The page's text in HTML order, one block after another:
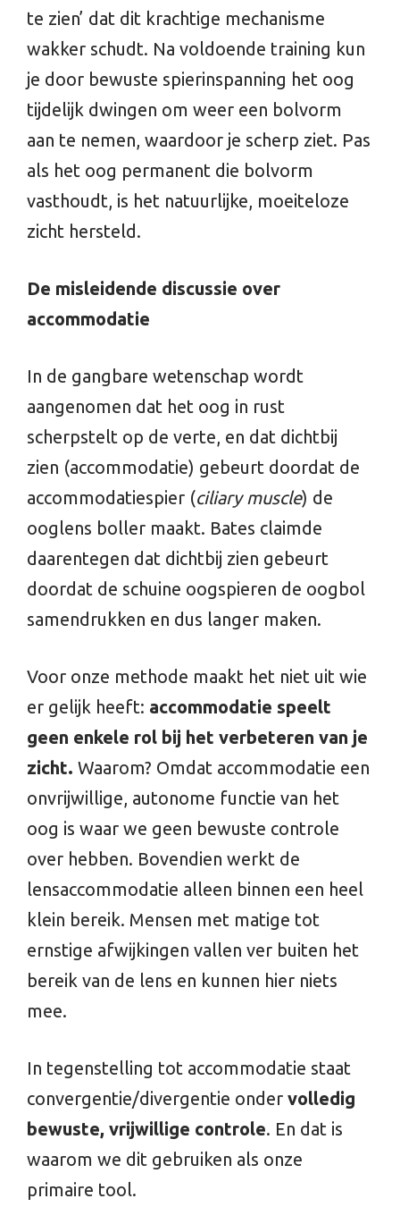
te zien’ dat dit krachtige mechanisme
wakker schudt. Na voldoende training kun
je door bewuste spierinspanning het oog
tijdelijk dwingen om weer een bolvorm
aan te nemen, waardoor je scherp ziet. Pas
als het oog permanent die bolvorm
vasthoudt, is het natuurlijke, moeiteloze
zicht hersteld.
De misleidende discussie over
accommodatie
In de gangbare wetenschap wordt
aangenomen dat het oog in rust
scherpstelt op de verte, en dat dichtbij
zien (accommodatie) gebeurt doordat de
accommodatiespier (ciliary muscle) de
ooglens boller maakt. Bates claimde
daarentegen dat dichtbij zien gebeurt
doordat de schuine oogspieren de oogbol
samendrukken en dus langer maken.
Voor onze methode maakt het niet uit wie
er gelijk heeft: accommodatie speelt
geen enkele rol bij het verbeteren van je
zicht. Waarom? Omdat accommodatie een
onvrijwillige, autonome functie van het
oog is waar we geen bewuste controle
over hebben. Bovendien werkt de
lensaccommodatie alleen binnen een heel
klein bereik. Mensen met matige tot
ernstige afwijkingen vallen ver buiten het
bereik van de lens en kunnen hier niets
mee.
In tegenstelling tot accommodatie staat
convergentie/divergentie onder volledig
bewuste, vrijwillige controle. En dat is
waarom we dit gebruiken als onze
primaire tool.